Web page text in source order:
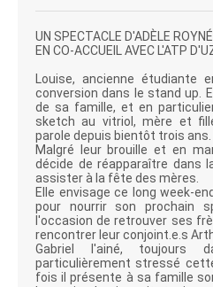
UN SPECTACLE D'ADÈLE ROYNÉ
EN CO-ACCUEIL AVEC L'ATP
Louise, ancienne étudiante
conversion dans le stand up.
de sa famille, et en
sketch au vitriol, mère et
parole depuis bientôt trois ans.
Malgré leur brouille et en
décide de réapparaître dans
assister à la fête des mères.
Elle envisage ce long week-
pour nourrir son prochain
l'occasion de retrouver ses
rencontrer leur conjoint.e.s
Gabriel l'ainé, toujours
particulièrement stressé
fois il présente à sa famille